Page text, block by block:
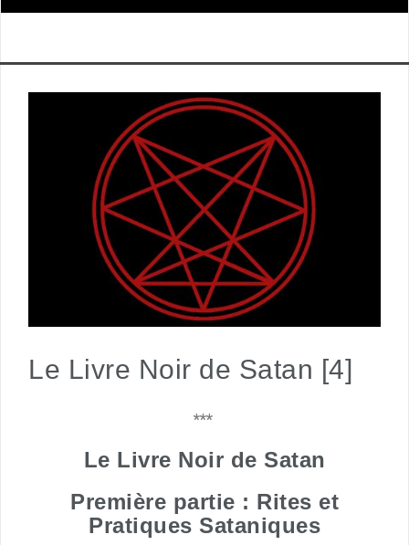
Le Livre Noir de Satan [4]
***
Le Livre Noir de Satan
Première partie : Rites et
Pratiques Sataniques